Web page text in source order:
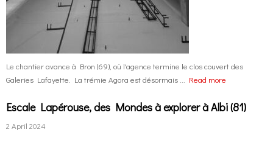
Le chantier avance à Bron (69), où l'agence termine le clos couvert des
Galeries Lafayette. La trémie Agora est désormais ... Read more
Escale Lapérouse, des Mondes à explorer à Albi (81)
2 April 2024